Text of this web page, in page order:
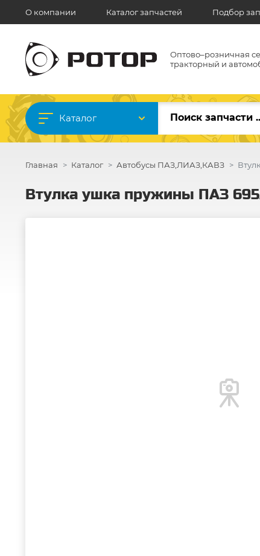
О компании Каталог запчастей Подбор
Оптово–розничная
тракторный и
Каталог
Главная Каталог Автобусы ПАЗ,ЛИАЗ,КАВЗ
Втулка ушка пружины ПАЗ